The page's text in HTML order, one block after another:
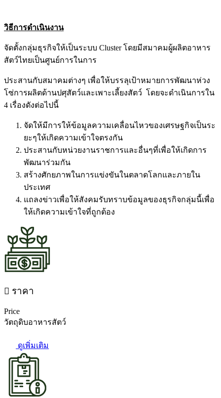
วิธีการดำเนินงาน
จัดตั้งกลุ่มธุรกิจให้เป็นระบบ Cluster โดยมีสมาคมผู้ผลิตอาหาร
สัตว์ไทยเป็นศูนย์การในการ
ประสานกับสมาคมต่างๆ เพื่อให้บรรลุเป้าหมายการพัฒนาห่วง
โซ่การผลิตด้านปศุสัตว์และเพาะเลี้ยงสัตว์ โดยจะดำเนินการใน
4 เรื่องดังต่อไปนี้
จัดให้มีการให้ข้อมูลความเคลื่อนไหวของเศรษฐกิจเป็นระ
ยะๆให้เกิดความเข้าใจตรงกัน
ประสานกับหน่วยงานราชการและอื่นๆที่เพื่อให้เกิดการ
พัฒนาร่วมกัน
สร้างศักยภาพในการแข่งขันในตลาดโลกและภายใน
ประเทศ
แถลงข่าวเพื่อให้สังคมรับทราบข้อมูลของธุรกิจกลุ่มนี้เพื่อ
ให้เกิดความเข้าใจที่ถูกต้อง
ราคา
Price
วัตถุดิบอาหารสัตว์
ดูเพิ่มเติม